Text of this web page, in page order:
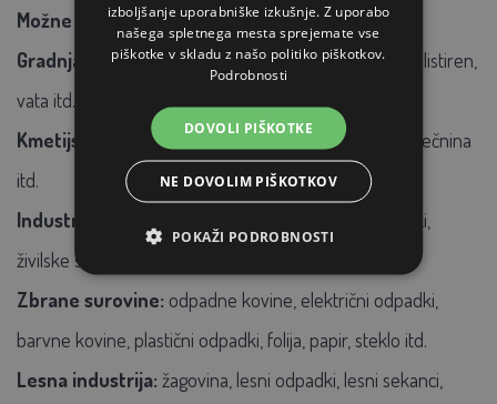
Možne uporabe vrečk:
Gradnja:
pesek, zemlja, gramoz, gramoz, ruševine, polistiren,
vata itd.
Kmetijstvo:
žita, seno, zelenjava, lubje za mulčenje, sečnina
itd.
Industrija:
granulati, železni ostružki, tekstilni odpadki,
živilske surovine, proizvodni odpadki itd.
Zbrane surovine: odpadne kovine, električni odpadki,
barvne kovine, plastični odpadki, folija, papir, steklo itd.
Lesna industrija: žagovina, lesni odpadki, lesni sekanci,
izboljšanje uporabniške izkušnje. Z uporabo
našega spletnega mesta sprejemate vse
piškotke v skladu z našo politiko piškotkov.
Podrobnosti
DOVOLI PIŠKOTKE
NE DOVOLIM PIŠKOTKOV
POKAŽI PODROBNOSTI